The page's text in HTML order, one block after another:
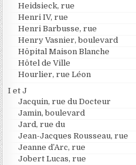
Heidsieck, rue
Henri IV, rue
Henri Barbusse, rue
Henry Vasnier, boulevard
Hôpital Maison Blanche
Hôtel de Ville
Hourlier, rue Léon
I et J
Jacquin, rue du Docteur
Jamin, boulevard
Jard, rue du
Jean-Jacques Rousseau, rue
Jeanne d’Arc, rue
Jobert Lucas, rue